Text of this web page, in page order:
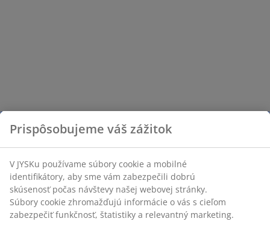
Prispôsobujeme váš zážitok
V JYSKu používame súbory cookie a mobilné
identifikátory, aby sme vám zabezpečili dobrú
skúsenosť počas návštevy našej webovej stránky.
Súbory cookie zhromažďujú informácie o vás s cieľom
zabezpečiť funkčnosť, štatistiky a relevantný marketing.